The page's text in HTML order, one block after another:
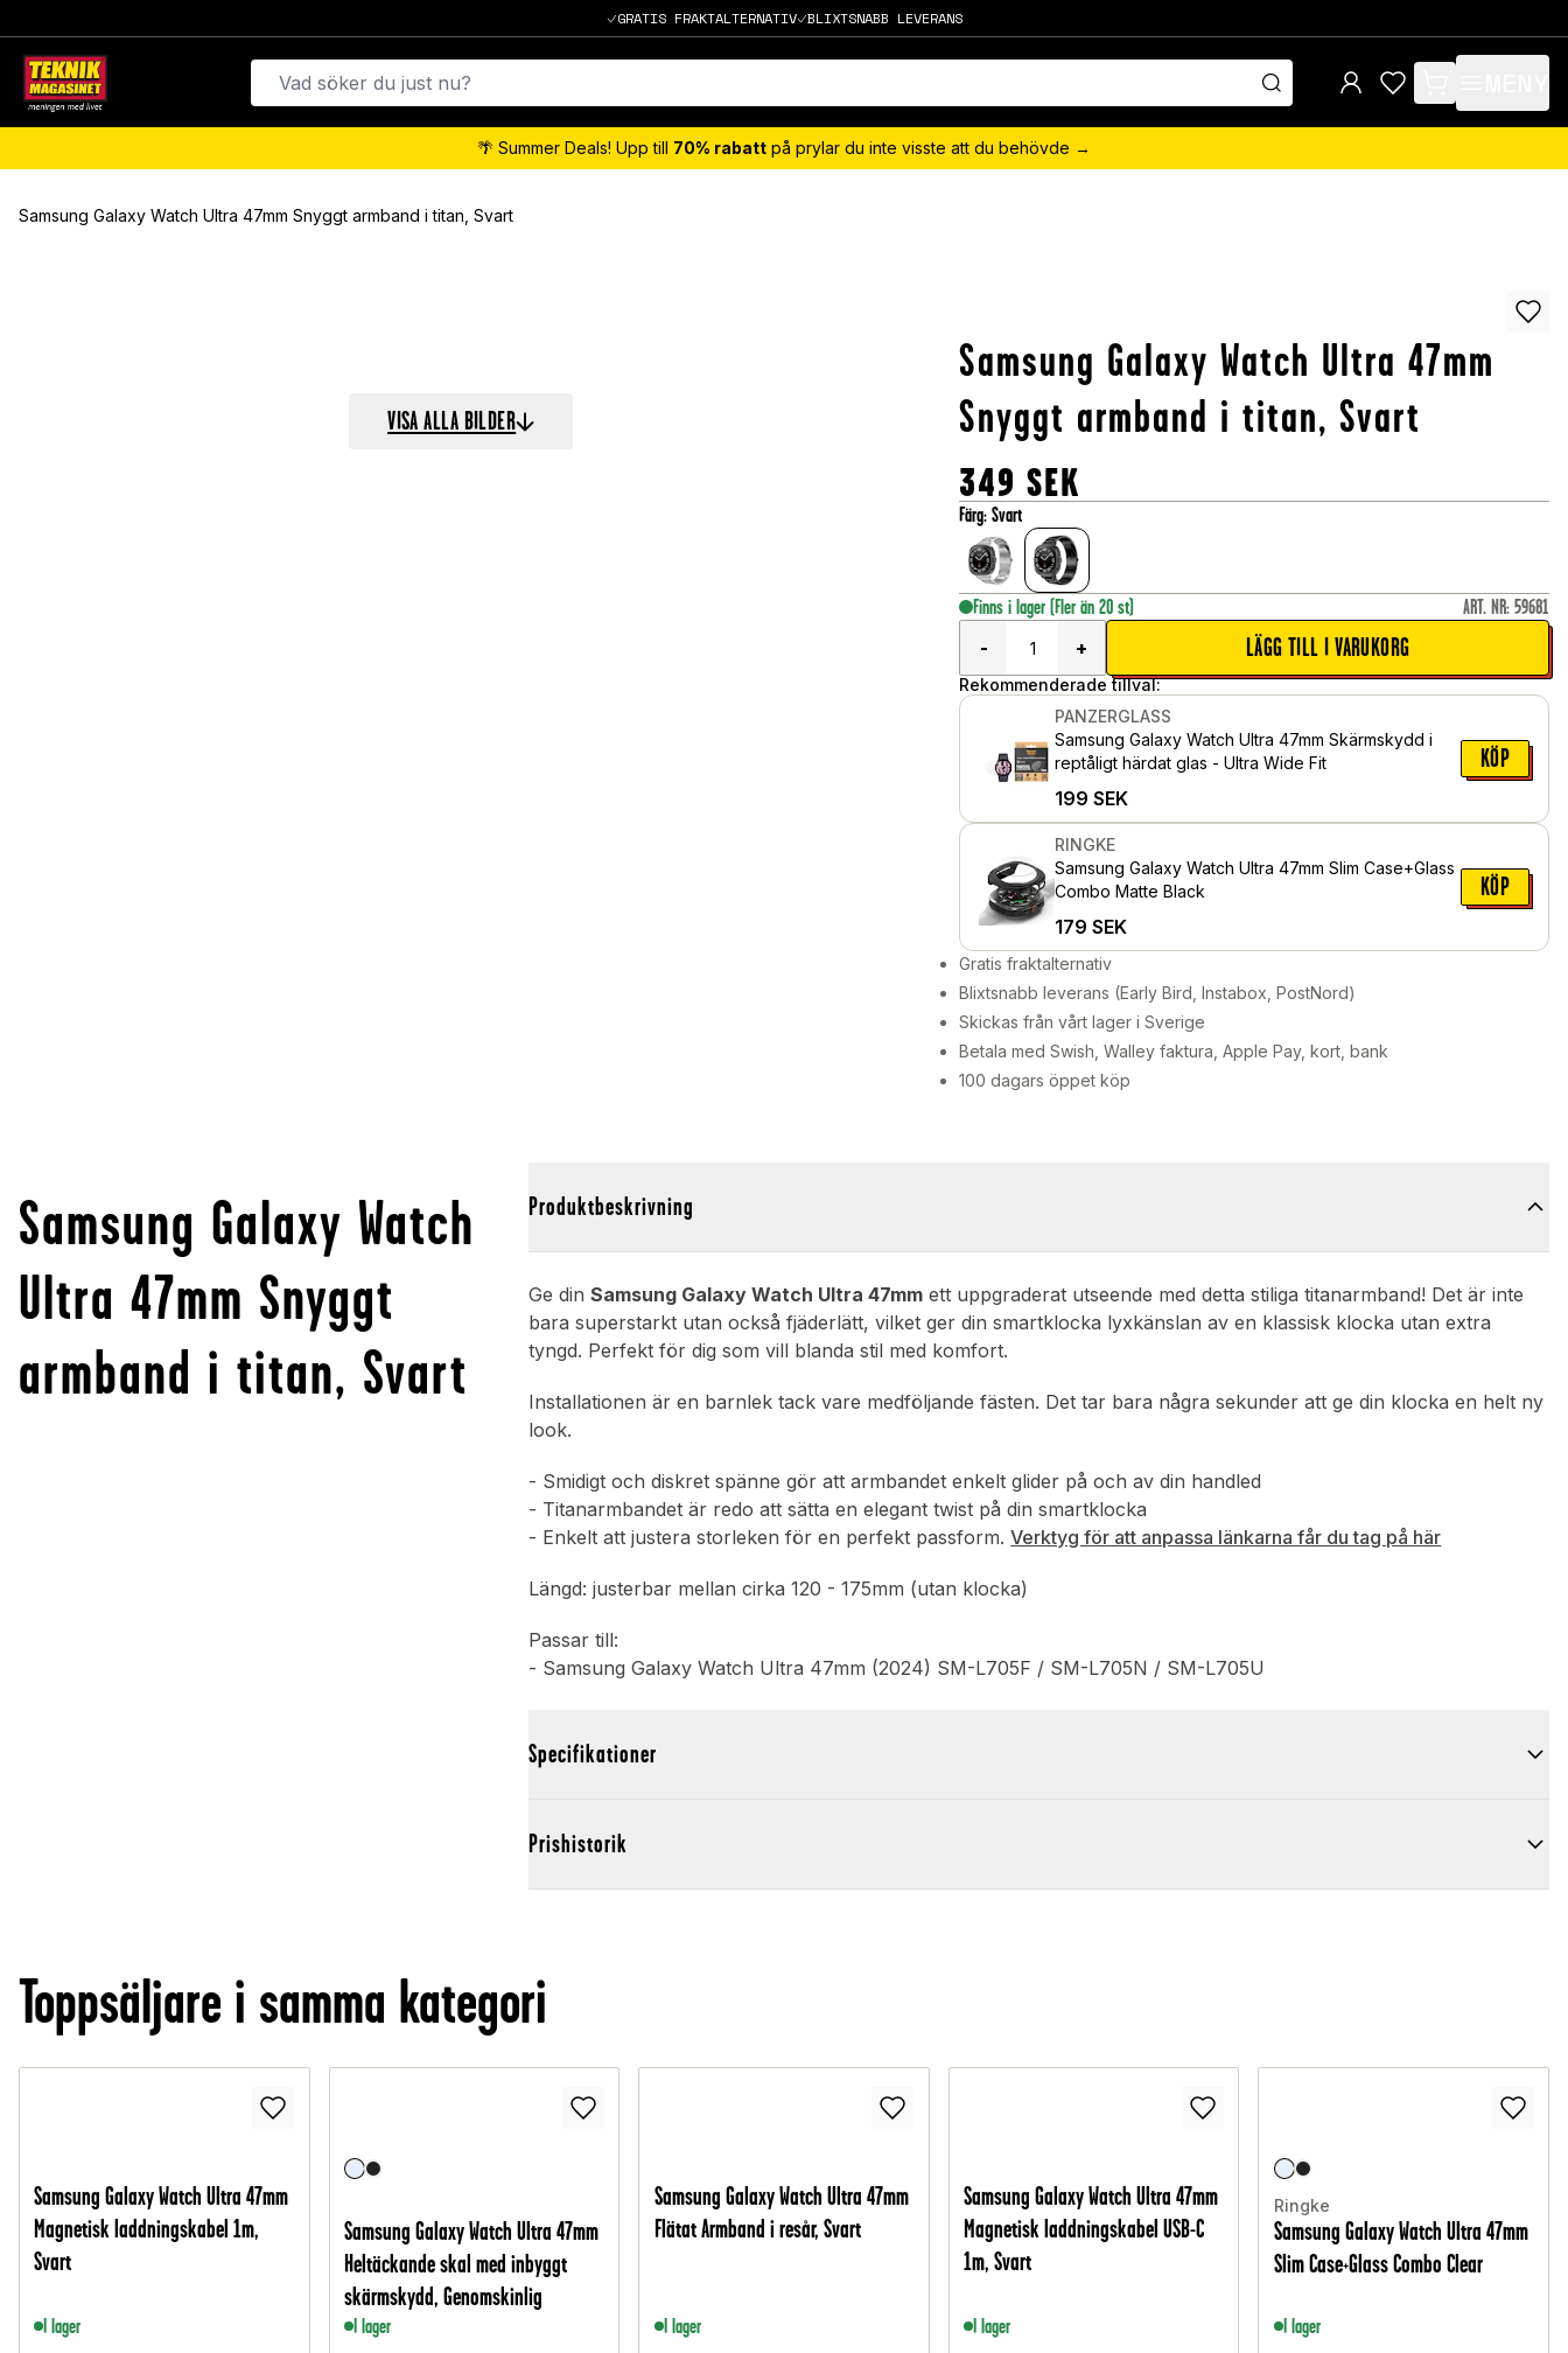
GRATIS FRAKTALTERNATIV BLIXTSNABB LEVERANS
items in cart, view
🌴 Summer Deals! Upp till 70% rabatt på prylar du inte visste att du behövde →
Samsung Galaxy Watch Ultra 47mm Snyggt armband i titan, Svart
VISA ALLA BILDER
Samsung Galaxy Watch Ultra 47mm
Snyggt armband i titan, Svart
349 SEK
Färg:Svart
Finns i lager (Fler än 20 st) ART. NR: 59681
-
+ LÄGG TILL I VARUKORG
Rekommenderade tillval:
PANZERGLASS
Samsung Galaxy Watch Ultra 47mm Skärmskydd i
reptåligt härdat glas - Ultra Wide Fit
199 SEK
KÖP
RINGKE
Samsung Galaxy Watch Ultra 47mm Slim Case+Glass
Combo Matte Black
179 SEK
KÖP
Gratis fraktalternativ
Blixtsnabb leverans (Early Bird, Instabox, PostNord)
Skickas från vårt lager i Sverige
Betala med Swish, Walley faktura, Apple Pay, kort, bank
100 dagars öppet köp
Samsung Galaxy Watch
Ultra 47mm Snyggt
armband i titan, Svart
Produktbeskrivning
Ge dinSamsung Galaxy Watch Ultra 47mm ett uppgraderat utseende med detta stiliga titanarmband! Det är inte
bara superstarkt utan också fjäderlätt, vilket ger din smartklocka lyxkänslan av en klassisk klocka utan extra
tyngd. Perfekt för dig som vill blanda stil med komfort.
Installationen är en barnlek tack vare medföljande fästen. Det tar bara några sekunder att ge din klocka en helt ny
look.
- Smidigt och diskret spänne gör att armbandet enkelt glider på och av din handled
- Titanarmbandet är redo att sätta en elegant twist på din smartklocka
- Enkelt att justera storleken för en perfekt passform.Verktyg för att anpassa länkarna får du tag på här
Längd: justerbar mellan cirka 120 - 175mm (utan klocka)
Passar till:
- Samsung Galaxy Watch Ultra 47mm (2024) SM-L705F / SM-L705N / SM-L705U
Specifikationer
Prishistorik
Toppsäljare i samma kategori
Samsung Galaxy Watch Ultra 47mm
Magnetisk laddningskabel 1m,
Svart
I lager
Samsung Galaxy Watch Ultra 47mm
Heltäckande skal med inbyggt
skärmskydd, Genomskinlig
I lager
Samsung Galaxy Watch Ultra 47mm
Flätat Armband i resår, Svart
I lager
Samsung Galaxy Watch Ultra 47mm
Magnetisk laddningskabel USB-C
1m, Svart
I lager
Ringke
Samsung Galaxy Watch Ultra 47mm
Slim Case+Glass Combo Clear
I lager